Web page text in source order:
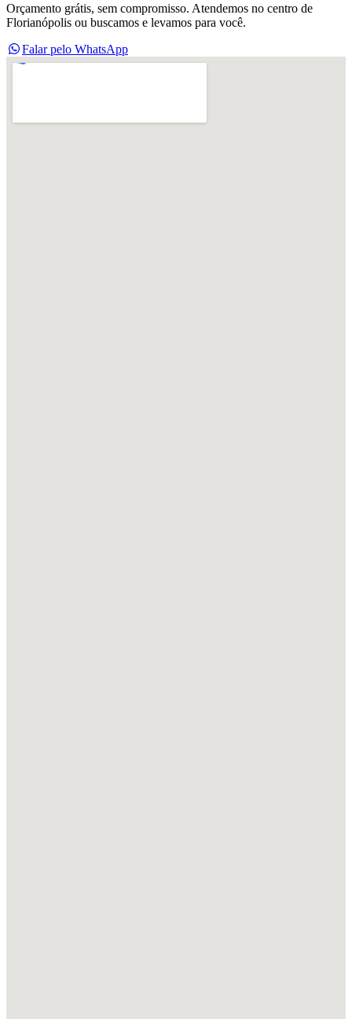
Orçamento grátis, sem compromisso. Atendemos no centro de
Florianópolis ou buscamos e levamos para você.
Falar pelo WhatsApp